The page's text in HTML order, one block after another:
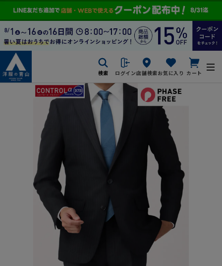
検索 ログイン店舗検索お気に入り カート